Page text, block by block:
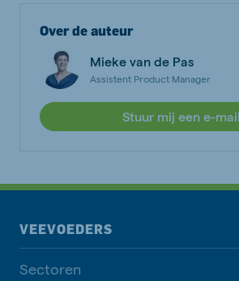
Over de auteur
Mieke van de Pas
Assistent Product Manager
Stuur mij een e-mail
VEEVOEDERS
Sectoren